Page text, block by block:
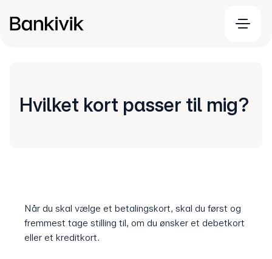
Hvilket kort passer til mig?
Når du skal vælge et betalingskort, skal du først og
fremmest tage stilling til, om du ønsker et debetkort
eller et kreditkort.